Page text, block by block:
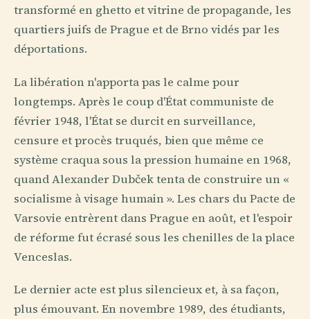
transformé en ghetto et vitrine de propagande, les
quartiers juifs de Prague et de Brno vidés par les
déportations.
La libération n'apporta pas le calme pour
longtemps. Après le coup d'État communiste de
février 1948, l'État se durcit en surveillance,
censure et procès truqués, bien que même ce
système craqua sous la pression humaine en 1968,
quand Alexander Dubček tenta de construire un «
socialisme à visage humain ». Les chars du Pacte de
Varsovie entrèrent dans Prague en août, et l'espoir
de réforme fut écrasé sous les chenilles de la place
Venceslas.
Le dernier acte est plus silencieux et, à sa façon,
plus émouvant. En novembre 1989, des étudiants,